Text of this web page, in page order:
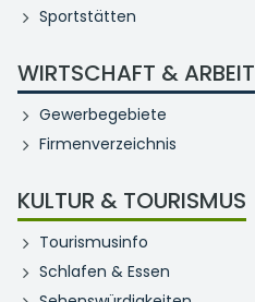
Sportstätten
WIRTSCHAFT & ARBEIT
Gewerbegebiete
Firmenverzeichnis
KULTUR & TOURISMUS
Tourismusinfo
Schlafen & Essen